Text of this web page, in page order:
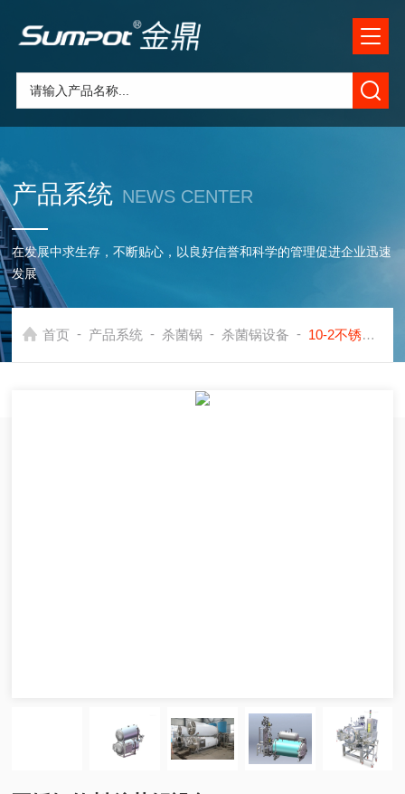
产品系统 NEWS CENTER
在发展中求生存，不断贴心，以良好信誉和科学的管理促进企业迅速
发展
首页 - 产品系统 - 杀菌锅 - 杀菌锅设备 - 10-2不锈钢饮料杀菌锅设备